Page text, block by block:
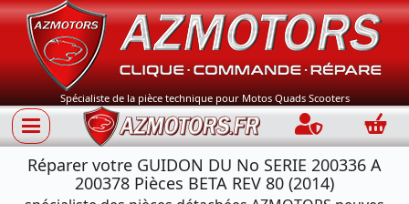
Spécialiste de la pièce technique pour Motos Quads Scooters
Connection
Réparer votre GUIDON DU No SERIE 200336 A
200378 Pièces BETA REV 80 (2014)